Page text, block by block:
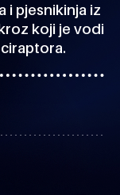
i pjesnikinja iz
koji je vodi